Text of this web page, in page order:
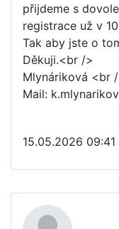
přijdeme s
registrace už v
Tak aby jste o
Děkuji.<br />
Mlynáriková <br
Mail:
15.05.2026 09:41